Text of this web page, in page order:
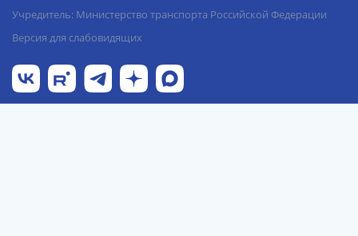
Учредитель: Министерство транспорта Российской Федерации
Версия для слабовидящих